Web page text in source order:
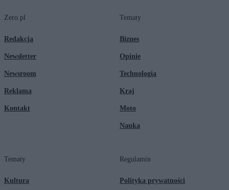
Zero.pl
Redakcja
Newsletter
Newsroom
Reklama
Kontakt
Tematy
Biznes
Opinie
Technologia
Kraj
Moto
Nauka
Tematy
Kultura
Regulamin
Polityka prywatności